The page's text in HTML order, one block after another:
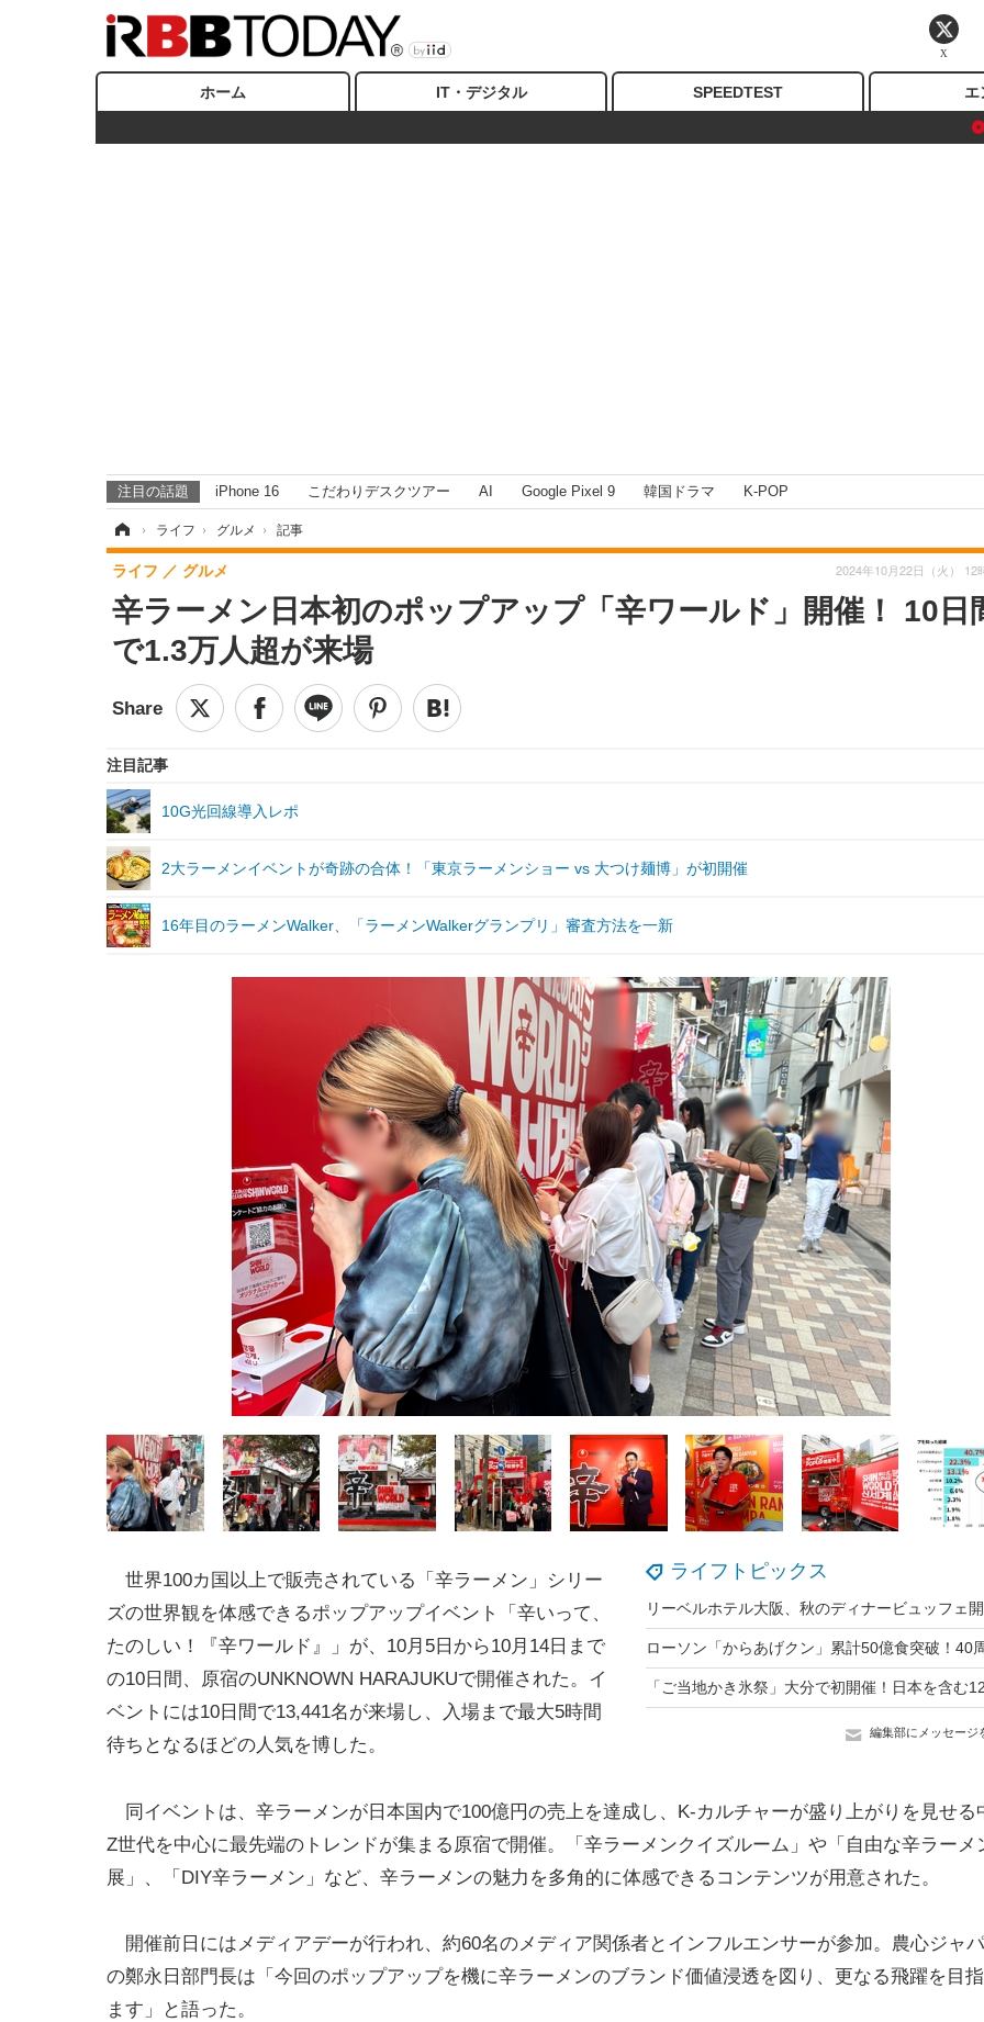
ホーム IT・デジタル SPEEDTEST エ
注目の話題 iPhone 16 こだわりデスクツアー AI Google Pixel 9 韓国ドラマ K-POP
› ライフ › グルメ › 記事
辛ラーメン日本初のポップアップ「辛ワールド」開催！ 10日
で1.3万人超が来場
ライフ グルメ 2024年10月22日（火） 12
注目記事
10G光回線導入レポ
2大ラーメンイベントが奇跡の合体！「東京ラーメンショー vs 大つけ麺博」が初開催
16年目のラーメンWalker、「ラーメンWalkerグランプリ」審査方法を一新
ライフトピックス
編集部にメッセージ
世界100カ国以上で販売されている「辛ラーメン」シリー
ズの世界観を体感できるポップアップイベント「辛いって、
たのしい！『辛ワールド』」が、10月5日から10月14日まで
の10日間、原宿のUNKNOWN HARAJUKUで開催された。イ
ベントには10日間で13,441名が来場し、入場まで最大5時間
待ちとなるほどの人気を博した。
同イベントは、辛ラーメンが日本国内で100億円の売上を達成し、K-カルチャーが盛り上がりを見せる
Z世代を中心に最先端のトレンドが集まる原宿で開催。「辛ラーメンクイズルーム」や「自由な辛ラーメ
展」、「DIY辛ラーメン」など、辛ラーメンの魅力を多角的に体感できるコンテンツが用意された。
開催前日にはメディアデーが行われ、約60名のメディア関係者とインフルエンサーが参加。農心ジャ
の鄭永日部門長は「今回のポップアップを機に辛ラーメンのブランド価値浸透を図り、更なる飛躍を目
ます」と語った。
X